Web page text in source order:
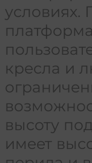
условиях.
кресла и
высоту
имеет